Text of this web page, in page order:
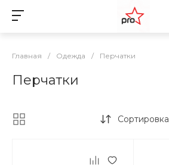
Главная / Одежда / Перчатки
Перчатки
Сортировка